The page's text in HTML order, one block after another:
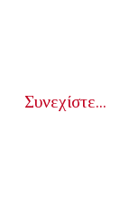
Συνεχίστε...